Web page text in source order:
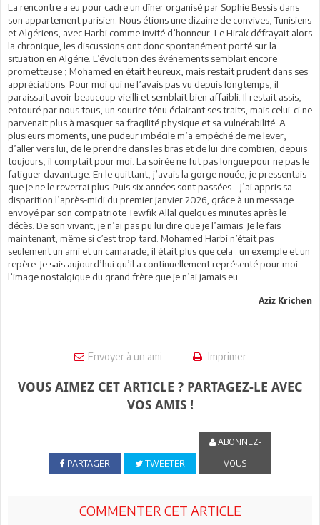
La rencontre a eu pour cadre un dîner organisé par Sophie Bessis dans
son appartement parisien. Nous étions une dizaine de convives, Tunisiens
et Algériens, avec Harbi comme invité d’honneur. Le Hirak défrayait alors
la chronique, les discussions ont donc spontanément porté sur la
situation en Algérie. L’évolution des événements semblait encore
prometteuse ; Mohamed en était heureux, mais restait prudent dans ses
appréciations. Pour moi qui ne l’avais pas vu depuis longtemps, il
paraissait avoir beaucoup vieilli et semblait bien affaibli. Il restait assis,
entouré par nous tous, un sourire ténu éclairant ses traits, mais celui-ci ne
parvenait plus à masquer sa fragilité physique et sa vulnérabilité. A
plusieurs moments, une pudeur imbécile m’a empêché de me lever,
d’aller vers lui, de le prendre dans les bras et de lui dire combien, depuis
toujours, il comptait pour moi. La soirée ne fut pas longue pour ne pas le
fatiguer davantage. En le quittant, j’avais la gorge nouée, je pressentais
que je ne le reverrai plus. Puis six années sont passées… J’ai appris sa
disparition l’après-midi du premier janvier 2026, grâce à un message
envoyé par son compatriote Tewfik Allal quelques minutes après le
décès. De son vivant, je n’ai pas pu lui dire que je l’aimais. Je le fais
maintenant, même si c’est trop tard. Mohamed Harbi n’était pas
seulement un ami et un camarade, il était plus que cela : un exemple et un
repère. Je sais aujourd’hui qu’il a continuellement représenté pour moi
l’image nostalgique du grand frère que je n’ai jamais eu.
Aziz Krichen
Envoyer à un ami Imprimer
VOUS AIMEZ CET ARTICLE ? PARTAGEZ-LE AVEC
VOS AMIS !
PARTAGER TWEETER
ABONNEZ-
VOUS
COMMENTER CET ARTICLE